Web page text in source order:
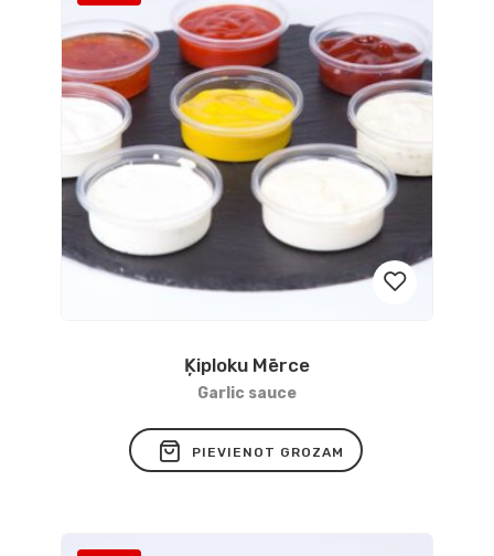
Ķiploku Mērce
Garlic sauce
PIEVIENOT GROZAM